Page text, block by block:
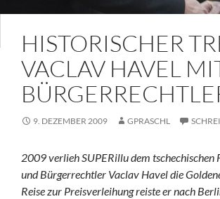
HISTORISCHER
VACLAV HAVEL
9. DEZEMBER 2009 GPRASCHL
2009 verlieh SUPERillu dem tschechischen
und Bürgerrechtler Vaclav Havel die
Reise zur Preisverleihung reiste er nach